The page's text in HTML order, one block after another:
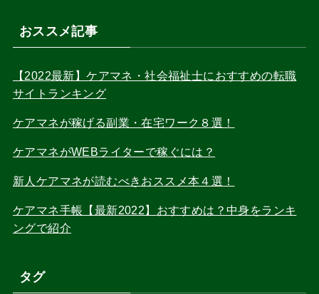
おススメ記事
【2022最新】ケアマネ・社会福祉士におすすめの転職
サイトランキング
ケアマネが稼げる副業・在宅ワーク８選！
ケアマネがWEBライターで稼ぐには？
新人ケアマネが読むべきおススメ本４選！
ケアマネ手帳【最新2022】おすすめは？中身をランキ
ングで紹介
タグ